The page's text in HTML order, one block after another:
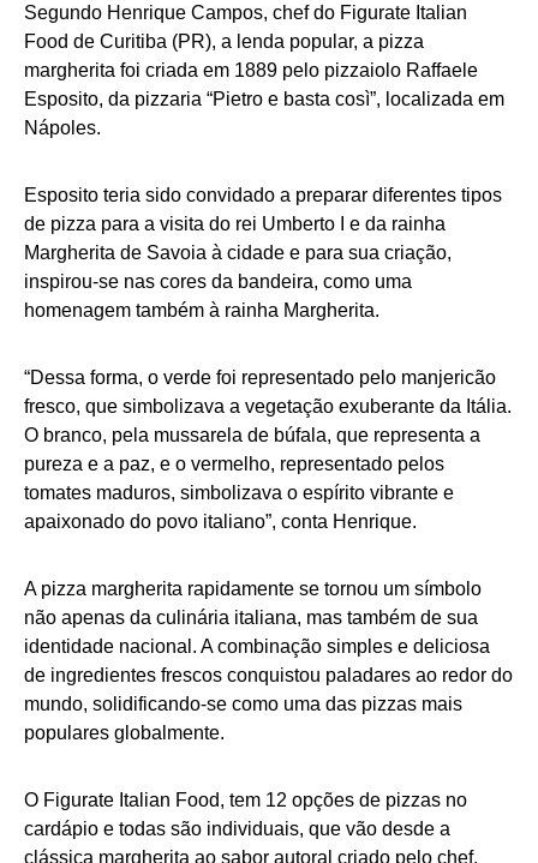
Segundo Henrique Campos, chef do Figurate Italian
Food de Curitiba (PR), a lenda popular, a pizza
margherita foi criada em 1889 pelo pizzaiolo Raffaele
Esposito, da pizzaria “Pietro e basta così”, localizada em
Nápoles.
Esposito teria sido convidado a preparar diferentes tipos
de pizza para a visita do rei Umberto I e da rainha
Margherita de Savoia à cidade e para sua criação,
inspirou-se nas cores da bandeira, como uma
homenagem também à rainha Margherita.
“Dessa forma, o verde foi representado pelo manjericão
fresco, que simbolizava a vegetação exuberante da Itália.
O branco, pela mussarela de búfala, que representa a
pureza e a paz, e o vermelho, representado pelos
tomates maduros, simbolizava o espírito vibrante e
apaixonado do povo italiano”, conta Henrique.
A pizza margherita rapidamente se tornou um símbolo
não apenas da culinária italiana, mas também de sua
identidade nacional. A combinação simples e deliciosa
de ingredientes frescos conquistou paladares ao redor do
mundo, solidificando-se como uma das pizzas mais
populares globalmente.
O Figurate Italian Food, tem 12 opções de pizzas no
cardápio e todas são individuais, que vão desde a
clássica margherita ao sabor autoral criado pelo chef,